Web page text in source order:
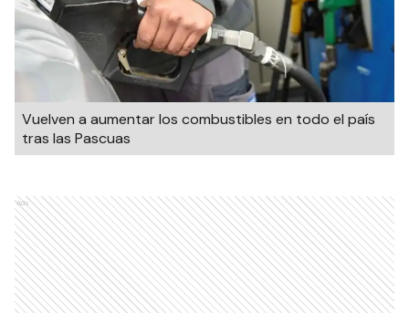
Vuelven a aumentar los combustibles en todo el país
tras las Pascuas
Ads